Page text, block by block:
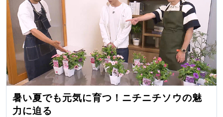
暑い夏でも元気に育つ！ニチニチソウの魅
力に迫る